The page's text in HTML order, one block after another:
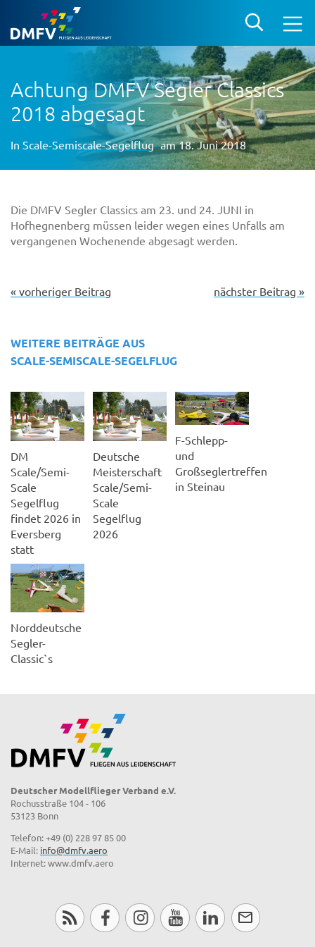
Achtung DMFV Segler Classics
2018 abgesagt
In Scale-Semiscale-Segelflug am 18. Juni 2018
Die DMFV Segler Classics am 23. und 24. JUNI in
Hofhegnenberg müssen leider wegen eines Unfalls am
vergangenen Wochenende abgesagt werden.
« vorheriger Beitrag nächster Beitrag »
WEITERE BEITRÄGE AUS
SCALE-SEMISCALE-SEGELFLUG
DM
Scale/Semi-
Scale
Segelflug
findet 2026 in
Eversberg
statt
Deutsche
Meisterschaft
Scale/Semi-
Scale
Segelflug
2026
F-Schlepp-
und
Großseglertreffen
in Steinau
Norddeutsche
Segler-
Classic`s
Deutscher Modellflieger Verband e.V.
Rochusstraße 104 - 106
53123 Bonn
Telefon: +49 (0) 228 97 85 00
E-Mail: info@dmfv.aero
Internet: www.dmfv.aero